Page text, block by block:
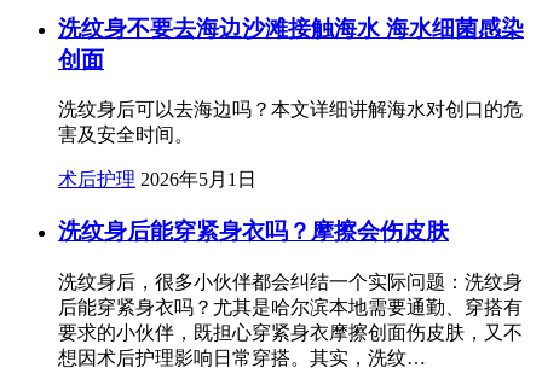
洗纹身不要去海边沙滩接触海水 海水细菌感染
创面
洗纹身后可以去海边吗？本文详细讲解海水对创口的危
害及安全时间。
术后护理 2026年5月1日
洗纹身后能穿紧身衣吗？摩擦会伤皮肤
洗纹身后，很多小伙伴都会纠结一个实际问题：洗纹身
后能穿紧身衣吗？尤其是哈尔滨本地需要通勤、穿搭有
要求的小伙伴，既担心穿紧身衣摩擦创面伤皮肤，又不
想因术后护理影响日常穿搭。其实，洗纹…